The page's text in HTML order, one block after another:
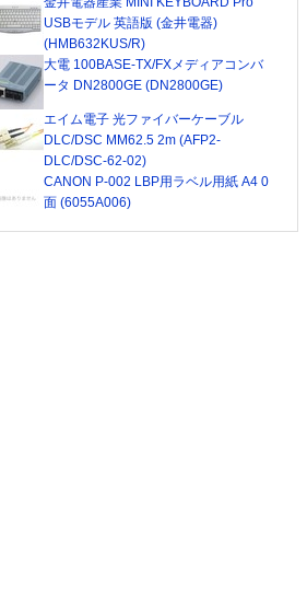
USBモデル 英語版 (金井電器)
(HMB632KUS/R)
大電 100BASE-TX/FXメディアコンバ
ータ DN2800GE (DN2800GE)
エイム電子 光ファイバーケーブル
DLC/DSC MM62.5 2m (AFP2-
DLC/DSC-62-02)
CANON P-002 LBP用ラベル用紙 A4 0
面 (6055A006)